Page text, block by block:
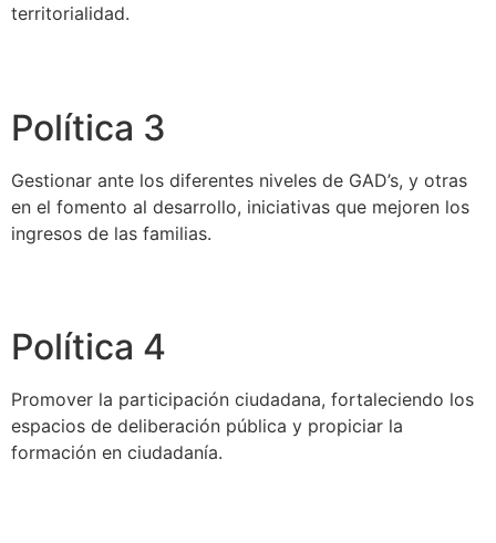
territorialidad.
Política 3
Gestionar ante los diferentes niveles de GAD’s, y otras
en el fomento al desarrollo, iniciativas que mejoren los
ingresos de las familias.
Política 4
Promover la participación ciudadana, fortaleciendo los
espacios de deliberación pública y propiciar la
formación en ciudadanía.